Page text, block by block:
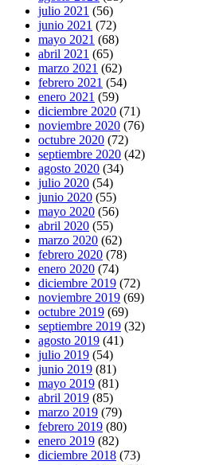
julio 2021 (56)
junio 2021 (72)
mayo 2021 (68)
abril 2021 (65)
marzo 2021 (62)
febrero 2021 (54)
enero 2021 (59)
diciembre 2020 (71)
noviembre 2020 (76)
octubre 2020 (72)
septiembre 2020 (42)
agosto 2020 (34)
julio 2020 (54)
junio 2020 (55)
mayo 2020 (56)
abril 2020 (55)
marzo 2020 (62)
febrero 2020 (78)
enero 2020 (74)
diciembre 2019 (72)
noviembre 2019 (69)
octubre 2019 (69)
septiembre 2019 (32)
agosto 2019 (41)
julio 2019 (54)
junio 2019 (81)
mayo 2019 (81)
abril 2019 (85)
marzo 2019 (79)
febrero 2019 (80)
enero 2019 (82)
diciembre 2018 (73)